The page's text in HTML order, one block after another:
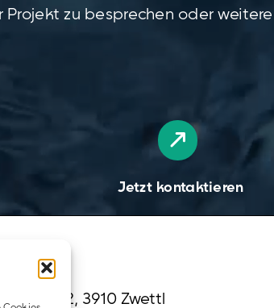
Projekt zu besprechen oder
Jetzt kontaktieren
72, 3910 Zwettl